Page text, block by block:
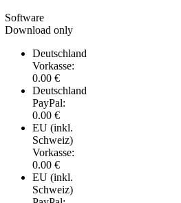
Software
Download only
Deutschland
Vorkasse:
0.00 €
Deutschland
PayPal:
0.00 €
EU (inkl.
Schweiz)
Vorkasse:
0.00 €
EU (inkl.
Schweiz)